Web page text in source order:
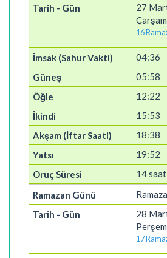
27
16
04:36
05:58
12:22
15:53
18:38
19:52
14
28
17